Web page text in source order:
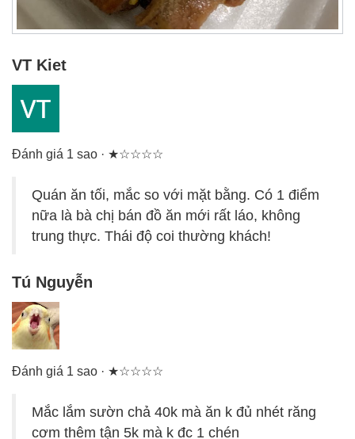
VT Kiet
Đánh giá 1 sao · ★☆☆☆☆
Quán ăn tối, mắc so với mặt bằng. Có 1 điểm
nữa là bà chị bán đồ ăn mới rất láo, không
trung thực. Thái độ coi thường khách!
Tú Nguyễn
Đánh giá 1 sao · ★☆☆☆☆
Mắc lắm sườn chả 40k mà ăn k đủ nhét răng
cơm thêm tận 5k mà k đc 1 chén